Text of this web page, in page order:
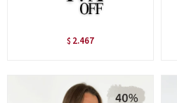
$ 2.467